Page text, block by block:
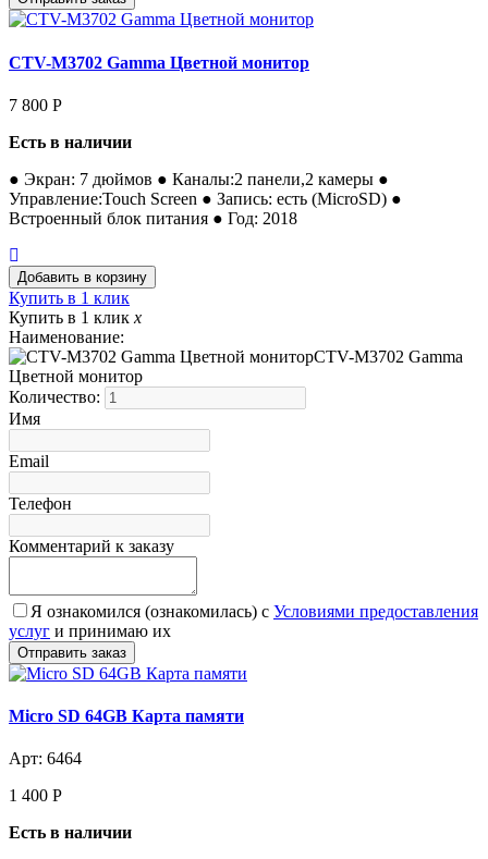
CTV-M3702 Gamma Цветной монитор
7 800 Р
Есть в наличии
● Экран: 7 дюймов ● Каналы:2 панели,2 камеры ●
Управление:Touch Screen ● Запись: есть (MicroSD) ●
Встроенный блок питания ● Год: 2018
Купить в 1 клик
Купить в 1 клик x
Наименование:
CTV-M3702 Gamma
Цветной монитор
Количество:
Имя
Email
Телефон
Комментарий к заказу
Я ознакомился (ознакомилась) с Условиями предоставления
услуг и принимаю их
Micro SD 64GB Карта памяти
Арт: 6464
1 400 Р
Есть в наличии